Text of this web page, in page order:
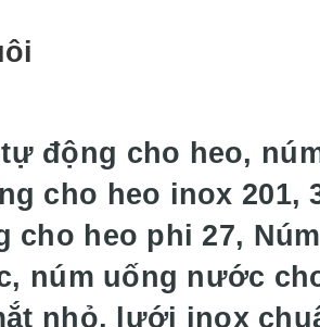
động cho heo,
cho heo inox 201,
cho heo phi 27,
núm uống nước
nhỏ, lưới inox